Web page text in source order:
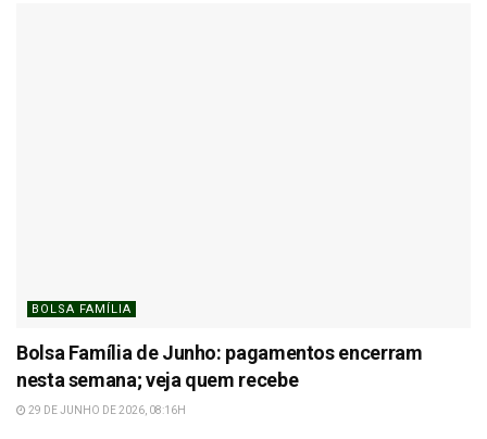
BOLSA FAMÍLIA
Bolsa Família de Junho: pagamentos encerram
nesta semana; veja quem recebe
29 DE JUNHO DE 2026, 08:16H